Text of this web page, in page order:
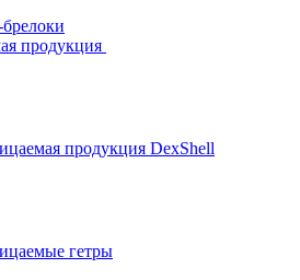
продукция
продукция DexShell
гетры